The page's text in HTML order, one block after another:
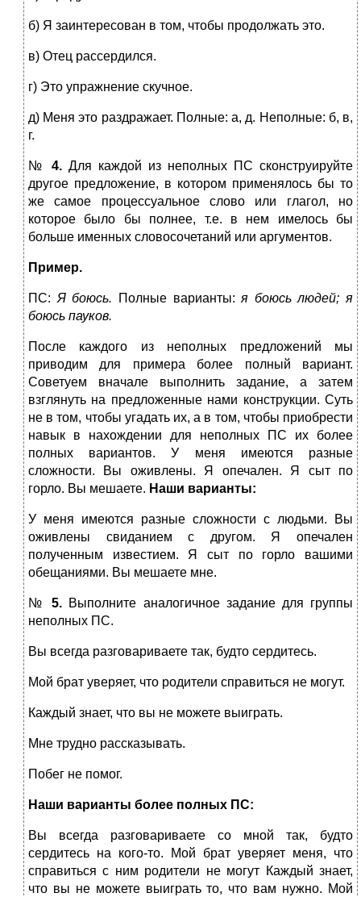
б) Я заинтересован в том, чтобы продолжать это.
в) Отец рассердился.
г) Это упражнение скучное.
д) Меня это раздражает. Полные: а, д. Неполные: б, в,
г.
№ 4. Для каждой из неполных ПС сконструируйте
другое предложение, в котором применялось бы то
же самое процессуальное слово или глагол, но
которое было бы полнее, т.е. в нем имелось бы
больше именных словосочетаний или аргументов.
Пример.
ПС: Я боюсь. Полные варианты:я боюсь людей; я
боюсь пауков.
После каждого из неполных предложений мы
приводим для примера более полный вариант.
Советуем вначале выполнить задание, а затем
взглянуть на предложенные нами конструкции. Суть
не в том, чтобы угадать их, а в том, чтобы приобрести
навык в нахождении для неполных ПС их более
полных вариантов. У меня имеются разные
сложности. Вы оживлены. Я опечален. Я сыт по
горло. Вы мешаете. Наши варианты:
У меня имеются разные сложности с людьми. Вы
оживлены свиданием с другом. Я опечален
полученным известием. Я сыт по горло вашими
обещаниями. Вы мешаете мне.
№5. Выполните аналогичное задание для группы
неполных ПС.
Вы всегда разговариваете так, будто сердитесь.
Мой брат уверяет, что родители справиться не могут.
Каждый знает, что вы не можете выиграть.
Мне трудно рассказывать.
Побег не помог.
Наши варианты более полных ПС:
Вы всегда разговариваете со мной так, будто
сердитесь на
кого-то. Мой брат уверяет меня, что
справиться с ним родители не могут Каждый знает,
что вы не можете выиграть то, что вам нужно. Мой